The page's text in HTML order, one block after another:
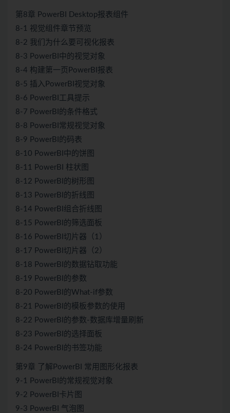
第8章 PowerBI Desktop报表组件
8-1 视觉组件章节预览
8-2 我们为什么要可视化报表
8-3 PowerBI中的视觉对象
8-4 构建第一页PowerBI报表
8-5 插入PowerBI视觉对象
8-6 PowerBI工具提示
8-7 PowerBI的条件格式
8-8 PowerBI常规视觉对象
8-9 PowerBI的码表
8-10 PowerBI中的饼图
8-11 PowerBI 柱状图
8-12 PowerBI的树形图
8-13 PowerBI的折线图
8-14 PowerBI组合折线图
8-15 PowerBI的筛选面板
8-16 PowerBI切片器（1）
8-17 PowerBI切片器（2）
8-18 PowerBI的数据钻取功能
8-19 PowerBI的参数
8-20 PowerBI的What-if参数
8-21 PowerBI的模板参数的使用
8-22 PowerBI的参数-数据库增量刷新
8-23 PowerBI的选择面板
8-24 PowerBI的书签功能
第9章 了解PowerBI 常用图形化报表
9-1 PowerBI的常规视觉对象
9-2 PowerBI卡片图
9-3 PowerBI 气泡图